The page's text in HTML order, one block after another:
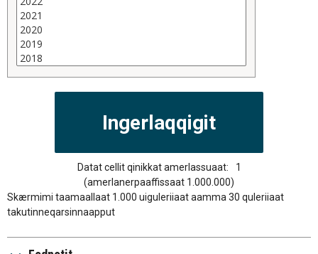
Datat cellit qinikkat amerlassuaat:
1
(amerlanerpaaffissaat 1.000.000)
Skærmimi taamaallaat 1.000 uiguleriiaat aamma 30 quleriiaat
takutinneqarsinnaapput